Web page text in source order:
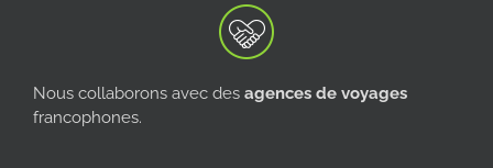
Nous collaborons avec des agences de voyages
francophones.